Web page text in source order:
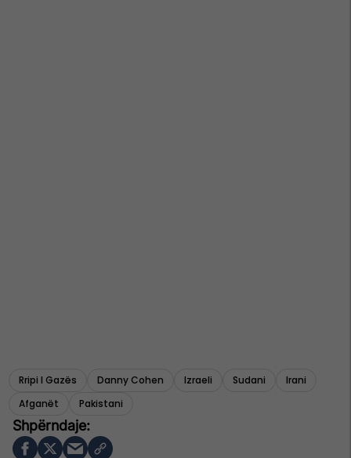
Rripi I Gazës Danny Cohen Izraeli Sudani
Irani
Afganët
Pakistani